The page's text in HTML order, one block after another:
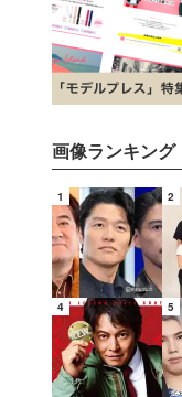
画像ランキング
1 2
4 5